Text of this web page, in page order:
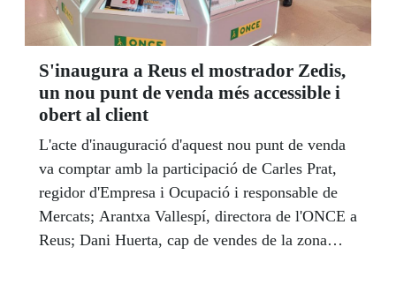
S'inaugura a Reus el mostrador Zedis,
un nou punt de venda més accessible i
obert al client
L'acte d'inauguració d'aquest nou punt de venda
va comptar amb la participació de Carles Prat,
regidor d'Empresa i Ocupació i responsable de
Mercats; Arantxa Vallespí, directora de l'ONCE a
Reus; Dani Huerta, cap de vendes de la zona